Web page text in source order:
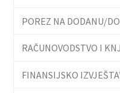
POREZ NA DODANU/
RAČUNOVODSTVO I
FINANSIJSKO